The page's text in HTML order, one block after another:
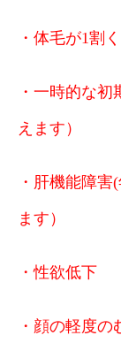
・体毛が1割
・一時的な
えます）
・肝機能障
ます）
・性欲低下
・顔の軽度の